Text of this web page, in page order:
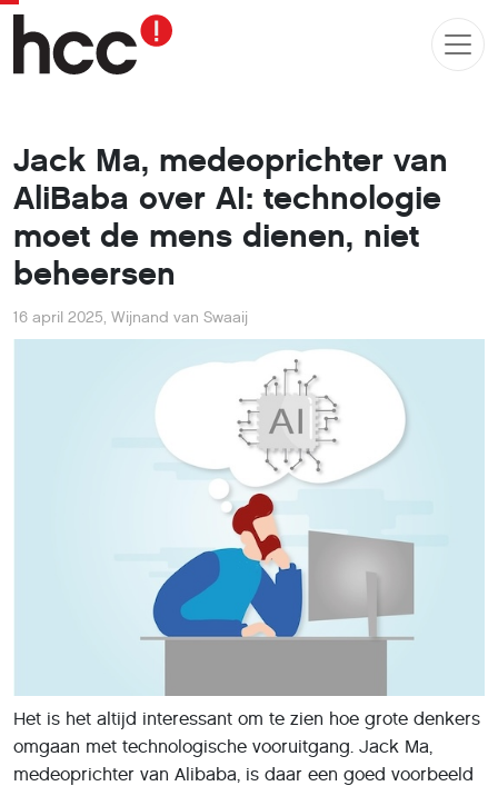
Jack Ma, medeoprichter van
AliBaba over AI: technologie
moet de mens dienen, niet
beheersen
16 april 2025, Wijnand van Swaaij
Het is het altijd interessant om te zien hoe grote denkers
omgaan met technologische vooruitgang. Jack Ma,
medeoprichter van Alibaba, is daar een goed voorbeeld